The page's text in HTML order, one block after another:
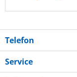
Telefon
Service